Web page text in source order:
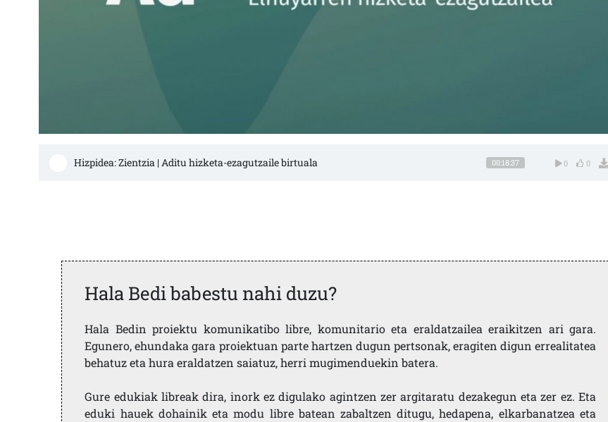
Hizpidea: Zientzia | Aditu hizketa-ezagutzaile birtuala 00:18:37 0 0
Hala Bedi babestu nahi duzu?
Hala Bedin proiektu komunikatibo libre, komunitario eta eraldatzailea eraikitzen ari gara.
Egunero, ehundaka gara proiektuan parte hartzen dugun pertsonak, eragiten digun errealitatea
behatuz eta hura eraldatzen saiatuz, herri mugimenduekin batera.
Gure edukiak libreak dira, inork ez digulako agintzen zer argitaratu dezakegun eta zer ez. Eta
eduki hauek dohainik eta modu libre batean zabaltzen ditugu, hedapena, elkarbanatzea eta